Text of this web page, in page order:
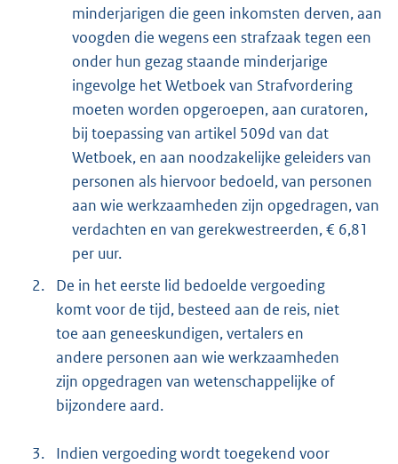
minderjarigen die geen inkomsten derven, aan
voogden die wegens een strafzaak tegen een
onder hun gezag staande minderjarige
ingevolge het Wetboek van Strafvordering
moeten worden opgeroepen, aan curatoren,
bij toepassing van artikel 509d van dat
Wetboek, en aan noodzakelijke geleiders van
personen als hiervoor bedoeld, van personen
aan wie werkzaamheden zijn opgedragen, van
verdachten en van gerekwestreerden, € 6,81
per uur.
2.
De in het eerste lid bedoelde vergoeding
komt voor de tijd, besteed aan de reis, niet
toe aan geneeskundigen, vertalers en
andere personen aan wie werkzaamheden
zijn opgedragen van wetenschappelijke of
bijzondere aard.
3.
Indien vergoeding wordt toegekend voor